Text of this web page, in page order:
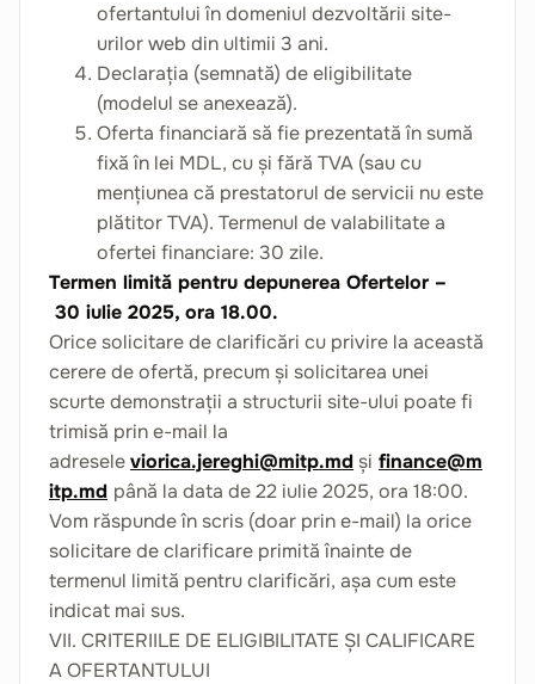
ofertantului în domeniul dezvoltării site-
urilor web din ultimii 3 ani.
Declarația (semnată) de eligibilitate
(modelul se anexează).
Oferta financiară să fie prezentată în sumă
fixă în lei MDL, cu și fără TVA (sau cu
mențiunea că prestatorul de servicii nu este
plătitor TVA). Termenul de valabilitate a
ofertei financiare: 30 zile.
Termen limită pentru depunerea Ofertelor –
30 iulie 2025, ora 18.00.
Orice solicitare de clarificări cu privire la această
cerere de ofertă, precum și solicitarea unei
scurte demonstrații a structurii site-ului poate fi
trimisă prin e-mail la
adreseleviorica.jereghi@mitp.md și finance@m
itp.md până la data de 22 iulie 2025, ora 18:00.
Vom răspunde în scris (doar prin e-mail) la orice
solicitare de clarificare primită înainte de
termenul limită pentru clarificări, așa cum este
indicat mai sus.
VII. CRITERIILE DE ELIGIBILITATE ȘI CALIFICARE
A OFERTANTULUI